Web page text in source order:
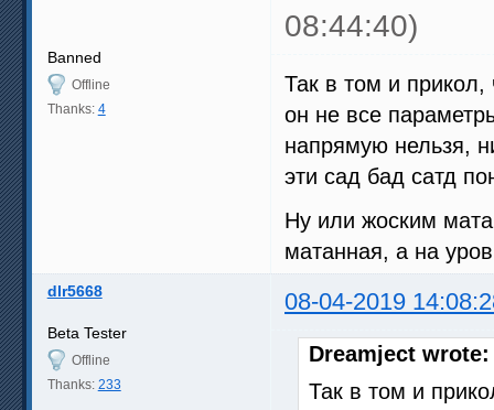
08:44:40)
Banned
Offline
Thanks: 4
Так в том и прикол,
он не все
напрямую нельзя,
эти сад бад сатд
Ну или жоским
матанная, а на
dlr5668 08-04-2019
Beta Tester
Offline
Thanks: 233
Dreamject wrote:
Так в том и